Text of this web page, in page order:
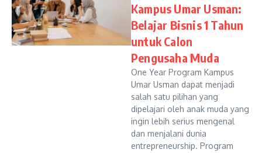
Kampus Umar Usman:
Belajar Bisnis 1 Tahun
untuk Calon
Pengusaha Muda
One Year Program Kampus
Umar Usman dapat menjadi
salah satu pilihan yang
dipelajari oleh anak muda yang
ingin lebih serius mengenal
dan menjalani dunia
entrepreneurship. Program